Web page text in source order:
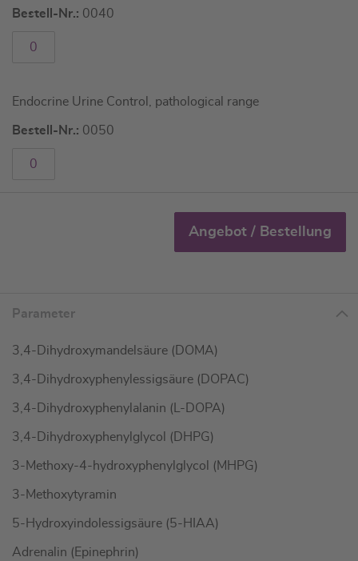
gruppiertes
Bestell-Nr.: 0040
Endocrine Urine Control, pathological range
Bestell-Nr.: 0050
Angebot / Bestellung
Parameter
3,4-Dihydroxymandelsäure (DOMA)
3,4-Dihydroxyphenylessigsäure (DOPAC)
3,4-Dihydroxyphenylalanin (L-DOPA)
3,4-Dihydroxyphenylglycol (DHPG)
3-Methoxy-4-hydroxyphenylglycol (MHPG)
3-Methoxytyramin
5-Hydroxyindolessigsäure (5-HIAA)
Adrenalin (Epinephrin)